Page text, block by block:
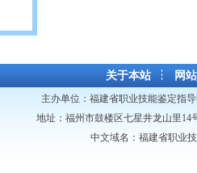
关于本站 网
主办单位： 福建省职业技能鉴定指
地址：福州市鼓楼区七星井龙山里14
中文域名：福建省职业